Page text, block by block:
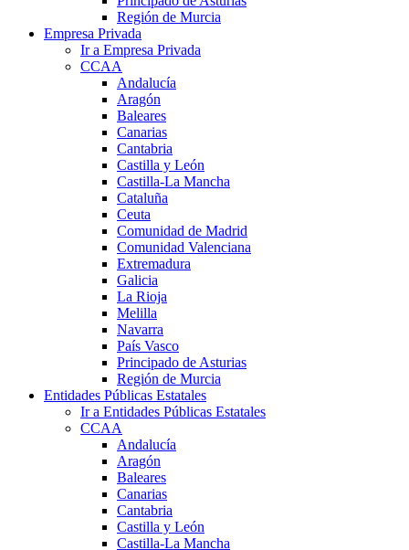
Región de Murcia
Empresa Privada
Ir a Empresa Privada
CCAA
Andalucía
Aragón
Baleares
Canarias
Cantabria
Castilla y León
Castilla-La Mancha
Cataluña
Ceuta
Comunidad de Madrid
Comunidad Valenciana
Extremadura
Galicia
La Rioja
Melilla
Navarra
País Vasco
Principado de Asturias
Región de Murcia
Entidades Públicas Estatales
Ir a Entidades Públicas Estatales
CCAA
Andalucía
Aragón
Baleares
Canarias
Cantabria
Castilla y León
Castilla-La Mancha